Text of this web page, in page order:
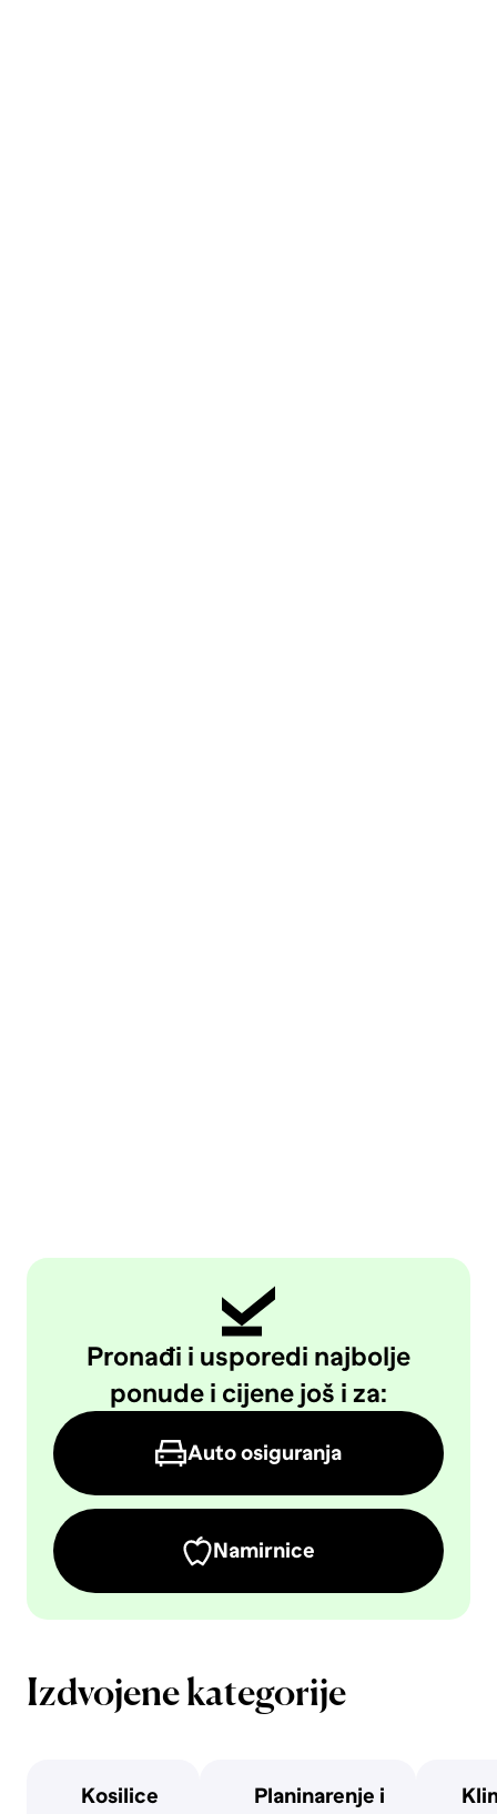
Pronađi i usporedi najbolje
ponude i cijene još i za:
Auto osiguranja
Namirnice
Izdvojene kategorije
Kosilice
Planinarenje i